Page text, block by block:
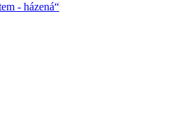
- házená“